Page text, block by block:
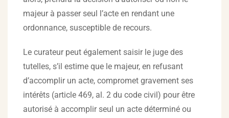
majeur à passer seul l’acte en rendant une
ordonnance, susceptible de recours.
Le curateur peut également saisir le juge des
tutelles, s’il estime que le majeur, en refusant
d’accomplir un acte, compromet gravement ses
intérêts (article 469, al. 2 du code civil) pour être
autorisé à accomplir seul un acte déterminé ou